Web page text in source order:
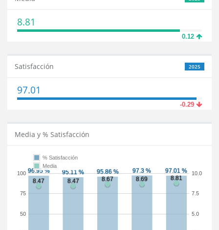
8.81
0.12
2025
Satisfacción
97.01
-0.29
Media y % Satisfacción
50
75
100
5.0
7.5
10.0
% Satisfacción
Media